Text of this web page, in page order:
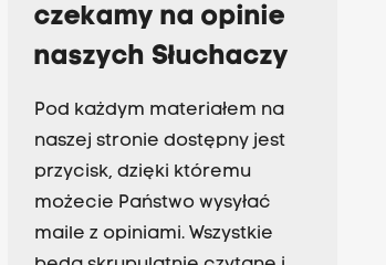
czekamy na opinie
naszych Słuchaczy
Pod każdym materiałem na
naszej stronie dostępny jest
przycisk, dzięki któremu
możecie Państwo wysyłać
maile z opiniami. Wszystkie